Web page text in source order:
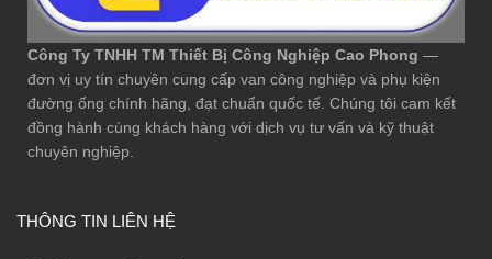
Công Ty TNHH TM Thiết Bị Công Nghiệp Cao Phong —
đơn vị uy tín chuyên cung cấp van công nghiệp và phụ kiện
đường ống chính hãng, đạt chuẩn quốc tế. Chúng tôi cam kết
đồng hành cùng khách hàng với dịch vụ tư vấn và kỹ thuật
chuyên nghiệp.
THÔNG TIN LIÊN HỆ